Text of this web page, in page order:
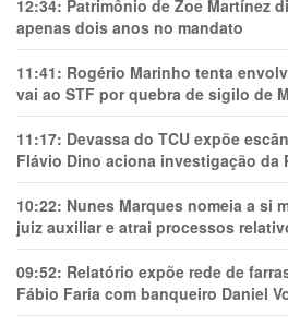
12:34: Patrimônio de Zoe Martínez
apenas dois anos no mandato
11:41: Rogério Marinho tenta
vai ao STF por quebra de sigilo de
11:17: Devassa do TCU expõe
Flávio Dino aciona investigação da
10:22: Nunes Marques nomeia a si
juiz auxiliar e atrai processos
09:52: Relatório expõe rede de
Fábio Faria com banqueiro Daniel